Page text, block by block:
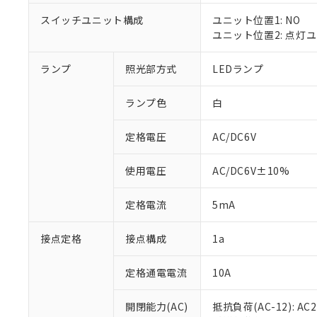
スイッチユニット構成
ユニット位置1: NO
ユニット位置2: 点灯
ランプ 照光部方式 LEDランプ
ランプ色 白
定格電圧 AC/DC6V
使用電圧 AC/DC6V±10%
定格電流 5mA
接点定格 接点構成 1a
定格通電電流 10A
開閉能力(AC)
抵抗負荷(AC-12):
ご利用条件
本サービス
くものです。
当社制御機
在庫状況お
当社販売員
在庫状況お
ている必要
対応済み：EU
対応予定：EU
対応予定なし：
非該当品：ライセ
仕入先様の事情に
*EU RoHS指令（10物質
鉛(Pb) 1000ppm以下、
六価クロム(Cr(Ⅵ))
フタル酸ビス(2-エチル
ル（DBP） 1000ppm
但し、RoHS指令で産業
フタル酸エステル類の
※2 対応予定月
部品在庫の切り替
※1 中国
「×」：最大均質
「－」：未確認で
Pb(鉛) :1000ppm、 Hg(
DEHP(フタル酸ビス(2-
「ｅ」：有害物質
「10」：通常の使
味します。
当社は、こ
う）を輸出
などの必要
当社は規制
たしません。
記
号
○ 一定数
△ 一定数
－
在庫な
空
受注生